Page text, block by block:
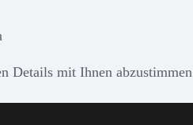
Details mit Ihnen